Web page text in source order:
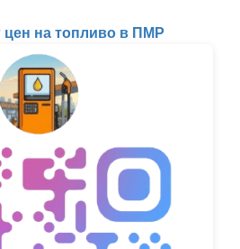
цен на топливо в ПМР